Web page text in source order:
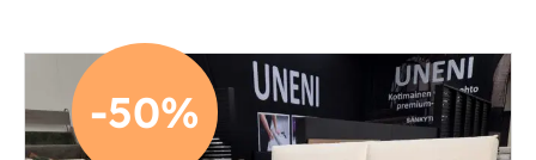
Nojatuolit
Mekanismituolit
-50%